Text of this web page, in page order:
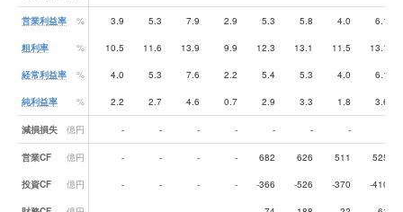
営業利益率 % 3.9 5.3 7.9 2.9 5.3 5.8 4.0 6.1
粗利率 % 10.5 11.6 13.9 9.9 12.3 13.1 11.5 13.1
経常利益率 % 4.0 5.3 7.6 2.2 5.4 5.3 4.0 6.1
純利益率 % 2.2 2.7 4.6 0.7 2.9 3.3 1.8 3.6
減損損失 億円 - - - - - - -
営業CF 億円 - - - - 682 626 511 525
投資CF 億円 - - - - -366 -526 -370 -410